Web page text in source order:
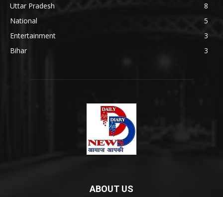
Uttar Pradesh
8
National
5
Entertainment
3
Bihar
3
ABOUT US